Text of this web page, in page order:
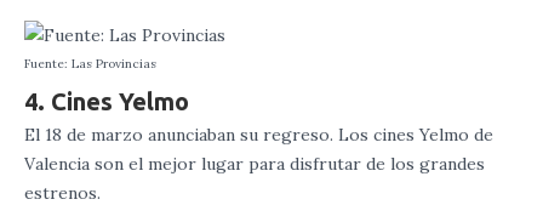
Fuente: Las Provincias
4. Cines Yelmo
El 18 de marzo anunciaban su regreso. Los cines Yelmo de
Valencia son el mejor lugar para disfrutar de los grandes
estrenos.